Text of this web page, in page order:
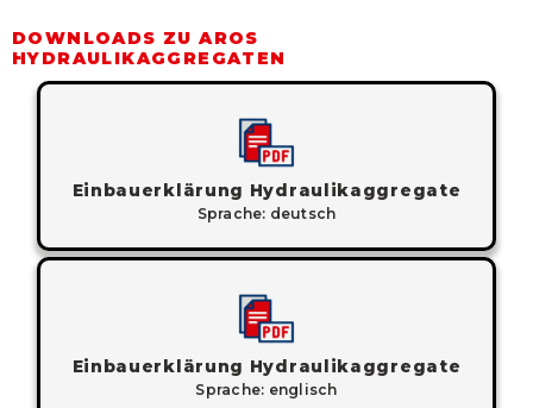
DOWNLOADS ZU AROS
HYDRAULIKAGGREGATEN
Einbauerklärung Hydraulikaggregate
Sprache: deutsch
Einbauerklärung Hydraulikaggregate
Sprache: englisch